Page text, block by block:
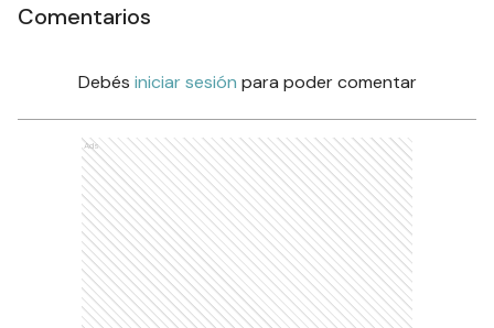
Comentarios
Debés iniciar sesión para poder comentar
Ads